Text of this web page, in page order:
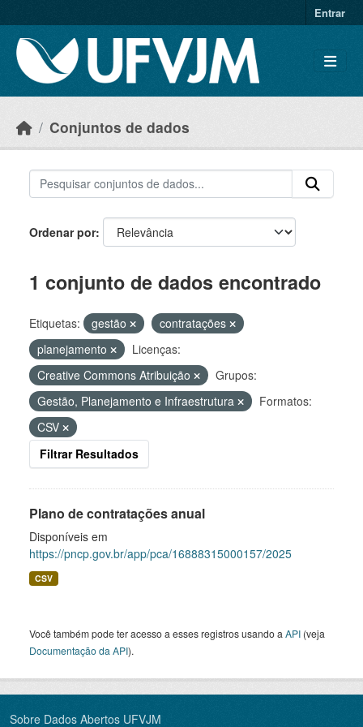
Entrar
Conjuntos de dados
Ordenar por
1 conjunto de dados encontrado
Etiquetas: gestão
contratações
planejamento
Licenças:
Creative Commons Atribuição
Grupos:
Gestão, Planejamento e Infraestrutura
Formatos:
CSV
Filtrar Resultados
Plano de contratações anual
Disponíveis em
https://pncp.gov.br/app/pca/16888315000157/2025
CSV
Você também pode ter acesso a esses registros usando a API (veja
Documentação da API).
Sobre Dados Abertos UFVJM